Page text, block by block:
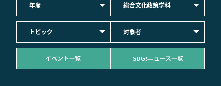
年度 総合文化政策学科
トピック 対象者
イベント一覧 SDGsニュース一覧